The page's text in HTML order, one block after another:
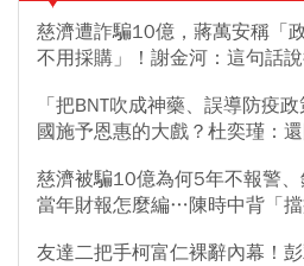
慈濟遭詐騙10億，蔣萬安稱「
不用採購」！謝金河：這句話
「把BNT吹成神藥、誤導防疫
國施予恩惠的大戲？杜奕瑾：
慈濟被騙10億為何5年不報警、
當年財報怎麼編…陳時中背「
友達二把手柯富仁裸辭內幕！